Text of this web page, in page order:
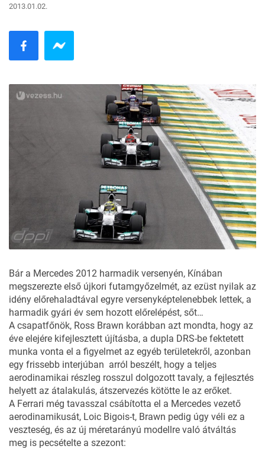
2013.01.02.
Bár a Mercedes 2012 harmadik versenyén, Kínában
megszerezte első újkori futamgyőzelmét, az ezüst nyilak az
idény előrehaladtával egyre versenyképtelenebbek lettek, a
harmadik gyári év sem hozott előrelépést, sőt…
A csapatfőnök, Ross Brawn korábban azt mondta, hogy az
éve elejére kifejlesztett újításba, a dupla DRS-be fektetett
munka vonta el a figyelmet az egyéb területekről, azonban
egy frissebb interjúban arról beszélt, hogy a teljes
aerodinamikai részleg rosszul dolgozott tavaly, a fejlesztés
helyett az átalakulás, átszervezés kötötte le az erőket.
A Ferrari még tavasszal csábította el a Mercedes vezető
aerodinamikusát, Loic Bigois-t, Brawn pedig úgy véli ez a
veszteség, és az új méretarányú modellre való átváltás
meg is pecsételte a szezont: